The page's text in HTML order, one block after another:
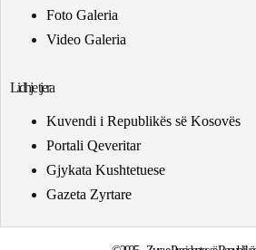
Foto Galeria
Video Galeria
Lidhje tjera
Kuvendi i Republikës së Kosovës
Portali Qeveritar
Gjykata Kushtetuese
Gazeta Zyrtare